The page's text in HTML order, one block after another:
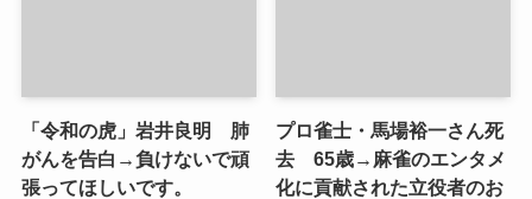
「令和の虎」岩井良明 肺
がんを告白→負けないで頑
張ってほしいです。
プロ雀士・馬場裕一さん死
去 65歳→麻雀のエンタメ
化に貢献された立役者のお